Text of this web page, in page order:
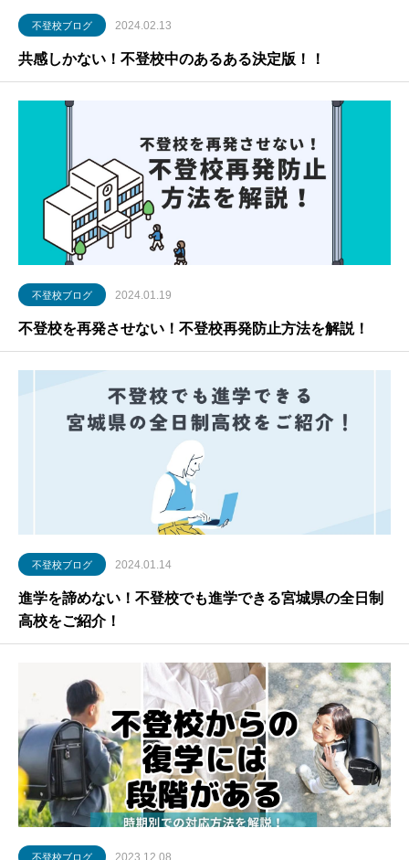
不登校ブログ 2024.02.13
共感しかない！不登校中のあるある決定版！！
不登校ブログ 2024.01.19
不登校を再発させない！不登校再発防止方法を解説！
不登校ブログ 2024.01.14
進学を諦めない！不登校でも進学できる宮城県の全日制
高校をご紹介！
不登校ブログ 2023.12.08